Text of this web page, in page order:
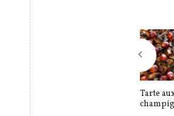
Tarte